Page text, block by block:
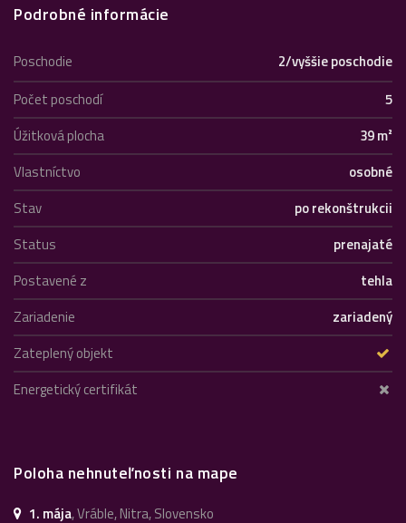
Podrobné informácie
Poschodie
2/vyššie poschodie
Počet poschodí
5
Úžitková plocha
39 m²
Vlastníctvo
osobné
Stav
po rekonštrukcii
Status
prenajaté
Postavené z
tehla
Zariadenie
zariadený
Zateplený objekt
Energetický certifikát
Poloha nehnuteľnosti na mape
1. mája, Vráble, Nitra, Slovensko